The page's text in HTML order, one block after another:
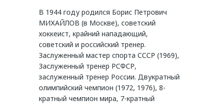
В 1944 году родился Борис Петрович
МИХАЙЛОВ (в Москве), советский
хоккеист, крайний нападающий,
советский и российский тренер.
Заслуженный мастер спорта СССР (1969),
Заслуженный тренер РСФСР,
заслуженный тренер России. Двукратный
олимпийский чемпион (1972, 1976), 8-
кратный чемпион мира, 7-кратный